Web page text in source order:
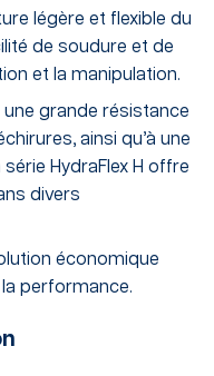
légère et flexible du
de soudure et de
et la manipulation.
une grande résistance
ainsi qu’à une
HydraFlex H offre
divers
économique
performance.